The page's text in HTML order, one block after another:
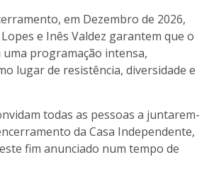
em Dezembro de 2026,
e Inês Valdez garantem que o
uma programação intensa,
lugar de resistência, diversidade e
todas as pessoas a juntarem-
da Casa Independente,
fim anunciado num tempo de